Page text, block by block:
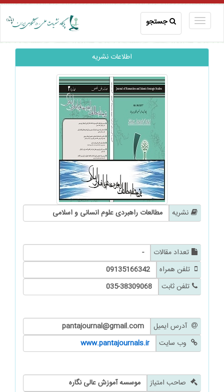
جستجو
اطلاعات نشریه
نشریه مطالعات راهبردی علوم انسانی و اسلامی
تعداد مقالات
-
تلفن همراه
09135166342
تلفن ثابت
035-38309068
آدرس ایمیل
pantajournal@gmail.com
وب سایت
www.pantajournals.ir
صاحب امتیاز
موسسه آموزش عالی نگاره